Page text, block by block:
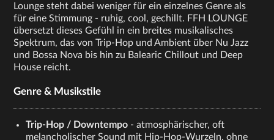
Lounge steht dabei weniger für ein einzelnes Genre als
für eine Stimmung - ruhig, cool, gechillt. FFH LOUNGE
übersetzt dieses Gefühl in ein breites musikalisches
Spektrum, das von Trip-Hop und Ambient über Nu Jazz
und Bossa Nova bis hin zu Balearic Chillout und Deep
House reicht.
Genre & Musikstile
Trip-Hop / Downtempo - atmosphärischer, oft
melancholischer Sound mit Hip-Hop-Wurzeln, ohne